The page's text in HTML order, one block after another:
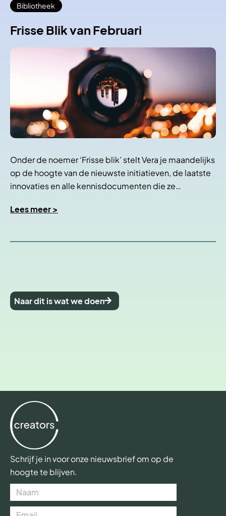
Bibliotheek
Frisse Blik van Februari
Onder de noemer ‘Frisse blik’ stelt Vera je maandelijks
op de hoogte van de nieuwste initiatieven, de laatste
innovaties en alle kennisdocumenten die ze…
Lees meer >
Naar dit is wat we doen
Schrijf je in voor onze nieuwsbrief om op de
hoogte te blijven.